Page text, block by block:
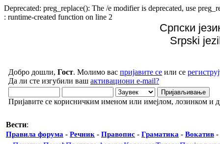
Deprecated: preg_replace(): The /e modifier is deprecated, use
: runtime-created function on line 2
Српски
Srpski
Добро дошли, Гост. Молимо вас пријавите се или се
Да ли сте изгубили ваш активациони e-mail?
Пријавите се корисничким именом или имејлом, лозинком и
Вести:
Правила форума - Речник - Правопис - Граматика - Вокатив -